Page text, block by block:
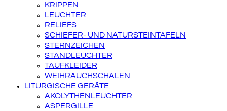
KRIPPEN
LEUCHTER
RELIEFS
SCHIEFER- UND NATURSTEINTAFELN
STERNZEICHEN
STANDLEUCHTER
TAUFKLEIDER
WEIHRAUCHSCHALEN
LITURGISCHE GERÄTE
AKOLYTHENLEUCHTER
ASPERGILLE